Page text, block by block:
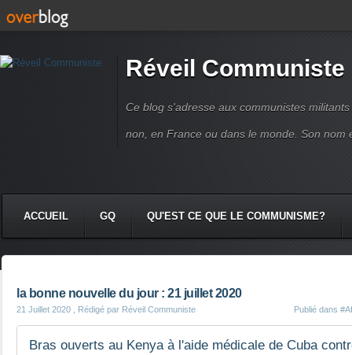
Réveil Communiste
Ce blog s'adresse aux communistes
non, en France ou dans le monde. Son nom
ACCUEIL GQ QU'EST CE QUE LE COMMUNISME?
la bonne nouvelle du jour : 21 juillet 2020
21 Juillet 2020 , Rédigé par Réveil Communiste Publié dans